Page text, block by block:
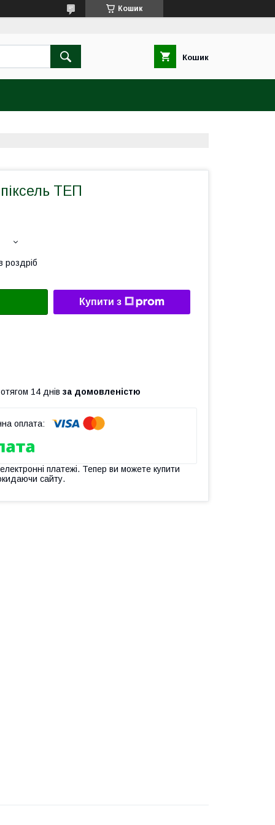
Кошик
Кошик
ТЕП
роздріб
Купити з
14 днів за домовленістю
платежі. Тепер ви можете купити
сайту.